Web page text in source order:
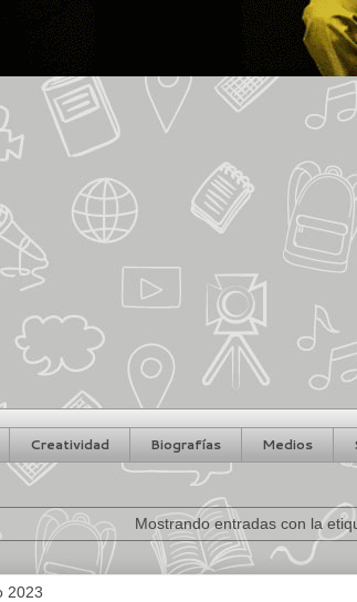
Creatividad Biografías Medios
Mostrando entradas con la
2023